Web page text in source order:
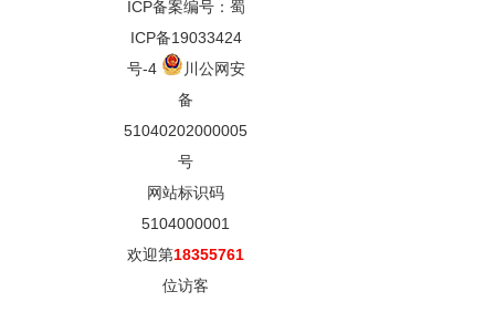
ICP备案编号：蜀
ICP备19033424
号-4
川公网安
备
51040202000005
号
网站标识码
5104000001
欢迎第18355761
位访客